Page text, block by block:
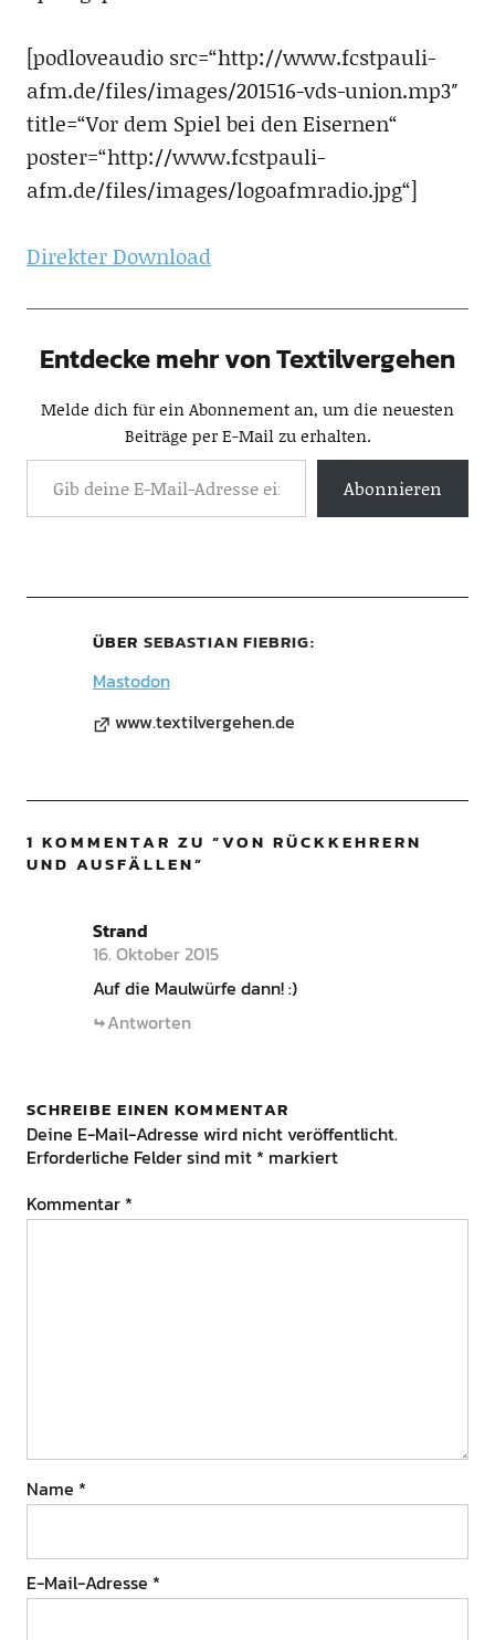
[podloveaudio src=“http://www.fcstpauli-
afm.de/files/images/201516-vds-union.mp3″
title=“Vor dem Spiel bei den Eisernen“
poster=“http://www.fcstpauli-
afm.de/files/images/logoafmradio.jpg“]
Direkter Download
Entdecke mehr von Textilvergehen
Melde dich für ein Abonnement an, um die neuesten
Beiträge per E-Mail zu erhalten.
Abonnieren
ÜBER SEBASTIAN FIEBRIG
Mastodon
www.textilvergehen.de
1 KOMMENTAR ZU “VON RÜCKKEHRERN
UND AUSFÄLLEN”
Strand
16. Oktober 2015
Auf die Maulwürfe dann! :)
Antworten
SCHREIBE EINEN KOMMENTAR
Deine E-Mail-Adresse wird nicht veröffentlicht.
Erforderliche Felder sind mit * markiert
Kommentar *
Name *
E-Mail-Adresse *